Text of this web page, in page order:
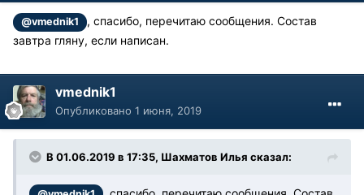
@vmednik1
, спасибо, перечитаю сообщения. Состав
завтра гляну, если написан.
vmednik1
Опубликовано 1 июня, 2019
В 01.06.2019 в 17:35, Шахматов Илья сказал: